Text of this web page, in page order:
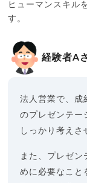
ヒューマンスキル
す。
経験者A
法人営業で、成
のプレゼンテー
しっかり考えさ
また、プレゼン
めに必要なこと